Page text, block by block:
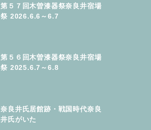
第５７回木曽漆器祭奈良井宿場
祭 2026.6.6～6.7
第５６回木曽漆器祭奈良井宿場
祭 2025.6.7～6.8
奈良井氏居館跡・戦国時代奈良
井氏がいた